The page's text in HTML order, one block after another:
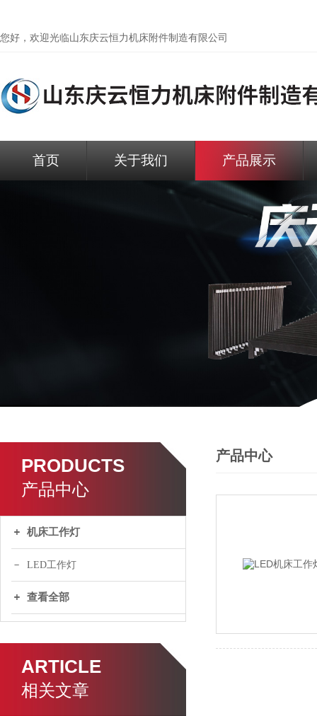
您好，欢迎光临山东庆云恒力机床附件制造有限公司
首页 关于我们 产品展示
PRODUCTS
产品中心
机床工作灯
LED工作灯
查看全部
ARTICLE
相关文章
产品中心